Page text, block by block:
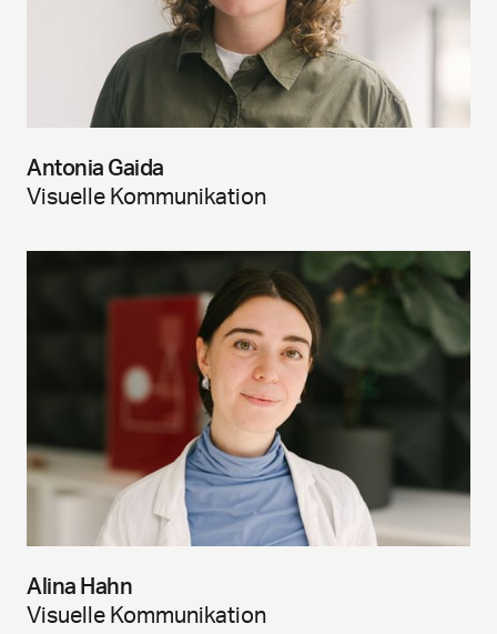
Antonia Gaida
Visuelle Kommunikation
Alina Hahn
Visuelle Kommunikation